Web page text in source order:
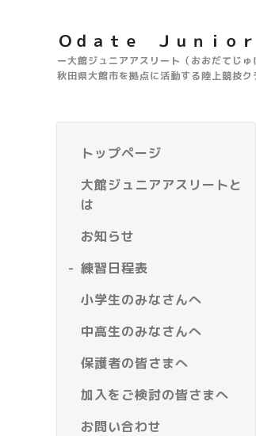
Ｏｄａｔｅ Ｊｕｎｉｏ
ー大館ジュニアアスリート（おおだてじ
秋田県大館市を拠点に活動する陸上競技ク
トップページ
大館ジュニアアスリートと
は
お知らせ
練習日程表
小学生のみなさんへ
中高生のみなさんへ
保護者の皆さまへ
加入をご検討の皆さまへ
お問い合わせ